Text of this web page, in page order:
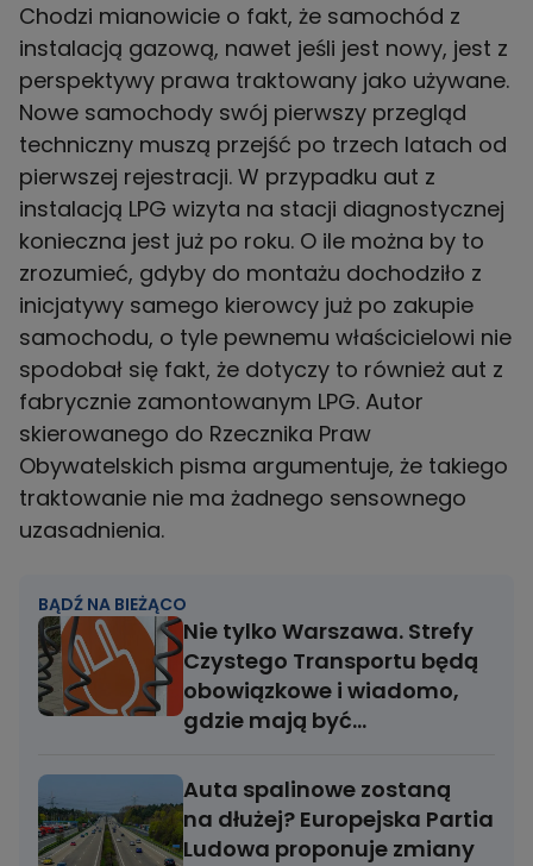
Chodzi mianowicie o fakt, że samochód z
instalacją gazową, nawet jeśli jest nowy, jest z
perspektywy prawa traktowany jako używane.
Nowe samochody swój pierwszy przegląd
techniczny muszą przejść po trzech latach od
pierwszej rejestracji. W przypadku aut z
instalacją LPG wizyta na stacji diagnostycznej
konieczna jest już po roku. O ile można by to
zrozumieć, gdyby do montażu dochodziło z
inicjatywy samego kierowcy już po zakupie
samochodu, o tyle pewnemu właścicielowi nie
spodobał się fakt, że dotyczy to również aut z
fabrycznie zamontowanym LPG. Autor
skierowanego do Rzecznika Praw
Obywatelskich pisma argumentuje, że takiego
traktowanie nie ma żadnego sensownego
uzasadnienia.
BĄDŹ NA BIEŻĄCO
Nie tylko Warszawa. Strefy
Czystego Transportu będą
obowiązkowe i wiadomo,
gdzie mają być
Auta spalinowe zostaną
na dłużej? Europejska Partia
Ludowa proponuje zmiany